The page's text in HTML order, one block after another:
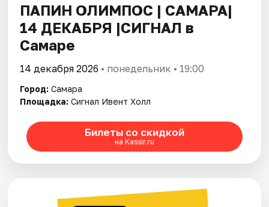
ПАПИН ОЛИМПОС | САМАРА|
14 ДЕКАБРЯ |СИГНАЛ в
Самаре
14 декабря 2026 • понедельник • 19:00
Город: Самара
Площадка: Сигнал Ивент Холл
Билеты со скидкой
на Kassir.ru